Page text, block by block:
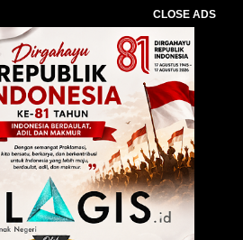
CLOSE ADS